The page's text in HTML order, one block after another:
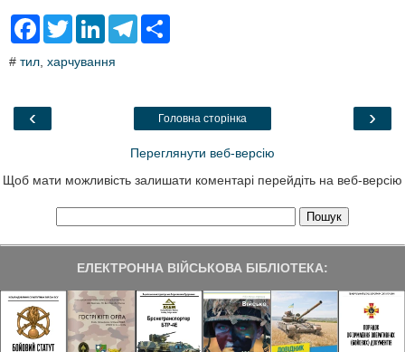
F
e
o
T
t
L
k
T
a
# тил харчування
‹ ›
Головна сторінка
Переглянути веб-версію
Щоб мати можливість залишати коментарі перейдіть на веб-версію
ЕЛЕКТРОННА ВІЙСЬКОВА БІБЛІОТЕКА: